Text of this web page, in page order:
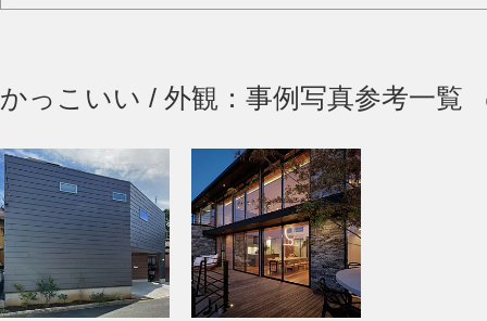
かっこいい / 外観：事例写真参考一覧